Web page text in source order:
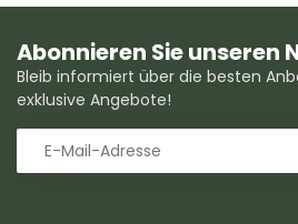
Abonnieren Sie unseren
Bleib informiert über die besten
exklusive Angebote!